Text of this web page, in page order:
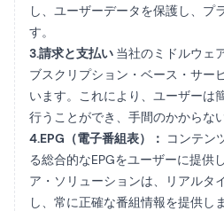
し、ユーザーデータを保護し、プ
す。
3.請求と支払い 当社のミドルウェ
ブスクリプション・ベース・サー
います。これにより、ユーザーは
行うことができ、手間のかからな
4.EPG（電子番組表）： コンテン
る総合的なEPGをユーザーに提供
ア・ソリューションは、リアルタ
し、常に正確な番組情報を提供しま